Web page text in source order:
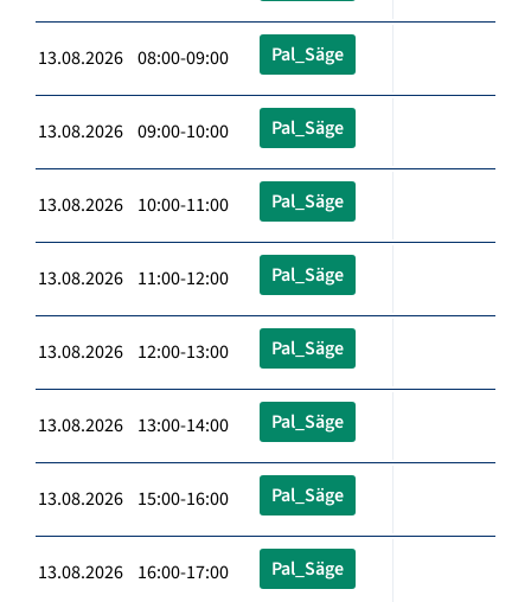
13.08.2026 08:00-09:00 Pal_Säge
13.08.2026 09:00-10:00 Pal_Säge
13.08.2026 10:00-11:00 Pal_Säge
13.08.2026 11:00-12:00 Pal_Säge
13.08.2026 12:00-13:00 Pal_Säge
13.08.2026 13:00-14:00 Pal_Säge
13.08.2026 15:00-16:00 Pal_Säge
13.08.2026 16:00-17:00 Pal_Säge